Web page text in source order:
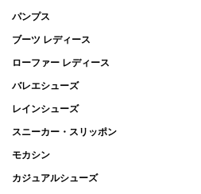
パンプス
ブーツ レディース
ローファー レディース
バレエシューズ
レインシューズ
スニーカー・スリッポン
モカシン
カジュアルシューズ